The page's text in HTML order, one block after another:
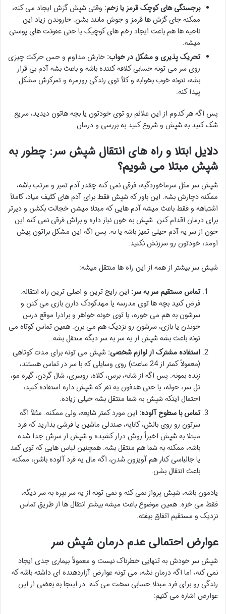
برجستگی های کوچک قرمز یا زخم: وقتی شپش گزش ایجاد می کنه،
ممکنه جای گزش ها قرمز و جوش مانند بشن. خاروندن زیاد این
ناحیه ها هم باعث ایجاد زخم های کوچیک یا حتی عفونت های پوستی
میشه.
تحریک پذیری و مشکل در خواب: خارش مداوم و حس حرکت چیزی
روی سر می تونه حسابی کلافه کننده باشه و باعث بشه آدم بی قرار
بشه، نتونه خوب بخوابه و کلاً توی زندگی روزمره و تمرکزش مشکل
پیدا کنه.
پس اگه هر کدوم از این علائم رو توی خودتون یا بچه هاتون دیدید، سریع
شک کنید به شپش و شروع کنید به بررسی و درمان.
دلایل ابتلا و راه های انتقال شپش سر: چطور به
شپش مبتلا می شویم؟
شپش سر مثل سرماخوردگیه، فرقی نمی کنه چقدر آدم تمیز و مرتب باشه،
ممکنه دچارش بشه. این باور که شپش فقط برای آدم های کثیف میاد، کاملاً
اشتباهه و فقط باعث میشه آدم هایی که مبتلا میشن خجالت بکشن و دیرتر
برای درمان اقدام کنن. شپش به خون نیاز داره و براش فرقی نمی کنه این
خون از سر یه آدم خیلی تمیز باشه یا نه. پس اگه این مشکل براتون پیش
اومد، خودتون رو سرزنش نکنید.
شپش سر بیشتر از همه از این راه ها منتقل میشه:
تماس مستقیم سر به سر: این رایج ترین و اصلی ترین راه انتقاله.
فرض کنید بچه ها توی مدرسه یا مهدکودک دارن بازی می کنن و
سرشون به هم می خوره، یا توی خونه خواهر و برادرا موقع درس
خوندن یا بازی، سرشون رو نزدیک هم می برن. همین تماس کوتاه می
تونه باعث بشه شپش از یه سر به سر دیگه منتقل بشه.
استفاده مشترک از لوازم شخصی: شپش می تونه برای مدت کوتاهی
(معمولاً کمتر از 24 ساعت) روی وسایلی که با سر در تماس هستند،
زنده بمونه. پس اگه از شانه، برس، کلاه، روسری، شال گردن، گیره مو،
تل سر، حوله، یا حتی هدفون یه نفر که شپش داره استفاده کنید،
احتمال اینکه شپش به شما منتقل بشه خیلی زیاده.
تماس با سطوح آلوده: این مورد کمتر شایعه، ولی ممکنه. مثلاً اگه
سرتون رو روی بالش، کاناپه، صندلی ماشین یا فرشی بذارید که فرد
مبتلا به شپش اخیراً روش دراز کشیده و شپش از سرش جدا شده
باشه، ممکنه به شما هم منتقل بشه. همچنین لباس هایی که توی کمد
یا جالباسی کنار هم آویزون شدن، اگه مال یه فرد آلوده باشن، ممکنه
باعث انتقال بشن.
یادمون باشه، شپش پرواز نمی کنه و نمی تونه از یه سر بپره به سر دیگه،
فقط می خزه. همین موضوع باعث میشه بیشتر انتقال ها از طریق تماس
نزدیک و مستقیم اتفاق بیفته.
عوارض احتمالی عدم درمان شپش سر
شپش سر خودش به تنهایی خطرناک نیست و معمولاً بیماری جدی ایجاد
نمی کنه، اما اگه درمان نشه، می تونه عوارض آزاردهنده ای داشته باشه که
زندگی رو برای فرد مبتلا حسابی سخت می کنه. در اینجا به بعضی از این
عوارض اشاره می کنیم: